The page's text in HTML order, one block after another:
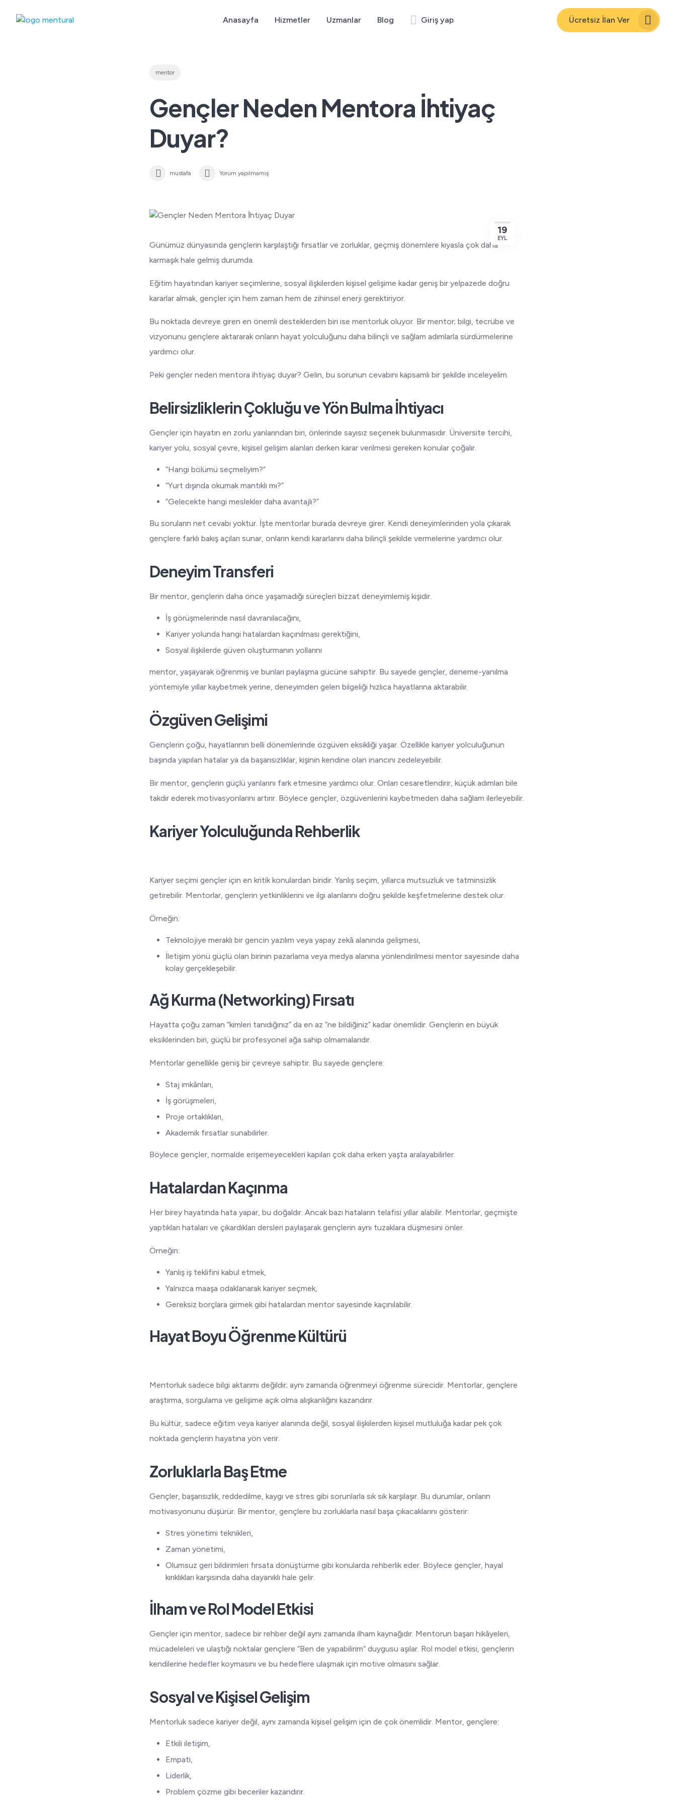
Anasayfa Hizmetler Uzmanlar Blog Giriş yap Ücretsiz İlan Ver
mentor
Gençler Neden Mentora İhtiyaç
Duyar?
mustafa Yorum yapılmamış
19
EYL
Günümüz dünyasında gençlerin karşılaştığı fırsatlar ve zorluklar, geçmiş dönemlere kıyasla çok daha
karmaşık hale gelmiş durumda.
Eğitim hayatından kariyer seçimlerine, sosyal ilişkilerden kişisel gelişime kadar geniş bir yelpazede doğru
kararlar almak, gençler için hem zaman hem de zihinsel enerji gerektiriyor.
Bu noktada devreye giren en önemli desteklerden biri ise mentorluk oluyor. Bir mentor; bilgi, tecrübe ve
vizyonunu gençlere aktararak onların hayat yolculuğunu daha bilinçli ve sağlam adımlarla sürdürmelerine
yardımcı olur.
Peki gençler neden mentora ihtiyaç duyar? Gelin, bu sorunun cevabını kapsamlı bir şekilde inceleyelim.
Belirsizliklerin Çokluğu ve Yön Bulma İhtiyacı
Gençler için hayatın en zorlu yanlarından biri, önlerinde sayısız seçenek bulunmasıdır. Üniversite tercihi,
kariyer yolu, sosyal çevre, kişisel gelişim alanları derken karar verilmesi gereken konular çoğalır.
“Hangi bölümü seçmeliyim?”
“Yurt dışında okumak mantıklı mı?”
“Gelecekte hangi meslekler daha avantajlı?”
Bu soruların net cevabı yoktur. İşte mentorlar burada devreye girer. Kendi deneyimlerinden yola çıkarak
gençlere farklı bakış açıları sunar, onların kendi kararlarını daha bilinçli şekilde vermelerine yardımcı olur.
Deneyim Transferi
Bir mentor, gençlerin daha önce yaşamadığı süreçleri bizzat deneyimlemiş kişidir.
İş görüşmelerinde nasıl davranılacağını,
Kariyer yolunda hangi hatalardan kaçınılması gerektiğini,
Sosyal ilişkilerde güven oluşturmanın yollarını
mentor, yaşayarak öğrenmiş ve bunları paylaşma gücüne sahiptir. Bu sayede gençler, deneme-yanılma
yöntemiyle yıllar kaybetmek yerine, deneyimden gelen bilgeliği hızlıca hayatlarına aktarabilir.
Özgüven Gelişimi
Gençlerin çoğu, hayatlarının belli dönemlerinde özgüven eksikliği yaşar. Özellikle kariyer yolculuğunun
başında yapılan hatalar ya da başarısızlıklar, kişinin kendine olan inancını zedeleyebilir.
Bir mentor, gençlerin güçlü yanlarını fark etmesine yardımcı olur. Onları cesaretlendirir, küçük adımları bile
takdir ederek motivasyonlarını artırır. Böylece gençler, özgüvenlerini kaybetmeden daha sağlam ilerleyebilir.
Kariyer Yolculuğunda Rehberlik
Kariyer seçimi gençler için en kritik konulardan biridir. Yanlış seçim, yıllarca mutsuzluk ve tatminsizlik
getirebilir. Mentorlar, gençlerin yetkinliklerini ve ilgi alanlarını doğru şekilde keşfetmelerine destek olur.
Örneğin:
Teknolojiye meraklı bir gencin yazılım veya yapay zekâ alanında gelişmesi,
İletişim yönü güçlü olan birinin pazarlama veya medya alanına yönlendirilmesi mentor sayesinde daha
kolay gerçekleşebilir.
Ağ Kurma (Networking) Fırsatı
Hayatta çoğu zaman “kimleri tanıdığınız” da en az “ne bildiğiniz” kadar önemlidir. Gençlerin en büyük
eksiklerinden biri, güçlü bir profesyonel ağa sahip olmamalarıdır.
Mentorlar genellikle geniş bir çevreye sahiptir. Bu sayede gençlere:
Staj imkânları,
İş görüşmeleri,
Proje ortaklıkları,
Akademik fırsatlar sunabilirler.
Böylece gençler, normalde erişemeyecekleri kapıları çok daha erken yaşta aralayabilirler.
Hatalardan Kaçınma
Her birey hayatında hata yapar, bu doğaldır. Ancak bazı hataların telafisi yıllar alabilir. Mentorlar, geçmişte
yaptıkları hataları ve çıkardıkları dersleri paylaşarak gençlerin aynı tuzaklara düşmesini önler.
Örneğin:
Yanlış iş teklifini kabul etmek,
Yalnızca maaşa odaklanarak kariyer seçmek,
Gereksiz borçlara girmek gibi hatalardan mentor sayesinde kaçınılabilir.
Hayat Boyu Öğrenme Kültürü
Mentorluk sadece bilgi aktarımı değildir; aynı zamanda öğrenmeyi öğrenme sürecidir. Mentorlar, gençlere
araştırma, sorgulama ve gelişime açık olma alışkanlığını kazandırır.
Bu kültür, sadece eğitim veya kariyer alanında değil, sosyal ilişkilerden kişisel mutluluğa kadar pek çok
noktada gençlerin hayatına yön verir.
Zorluklarla Baş Etme
Gençler, başarısızlık, reddedilme, kaygı ve stres gibi sorunlarla sık sık karşılaşır. Bu durumlar, onların
motivasyonunu düşürür. Bir mentor, gençlere bu zorluklarla nasıl başa çıkacaklarını gösterir:
Stres yönetimi teknikleri,
Zaman yönetimi,
Olumsuz geri bildirimleri fırsata dönüştürme gibi konularda rehberlik eder. Böylece gençler, hayal
kırıklıkları karşısında daha dayanıklı hale gelir.
İlham ve Rol Model Etkisi
Gençler için mentor, sadece bir rehber değil aynı zamanda ilham kaynağıdır. Mentorun başarı hikâyeleri,
mücadeleleri ve ulaştığı noktalar gençlere “Ben de yapabilirim” duygusu aşılar. Rol model etkisi, gençlerin
kendilerine hedefler koymasını ve bu hedeflere ulaşmak için motive olmasını sağlar.
Sosyal ve Kişisel Gelişim
Mentorluk sadece kariyer değil, aynı zamanda kişisel gelişim için de çok önemlidir. Mentor, gençlere:
Etkili iletişim,
Empati,
Liderlik,
Problem çözme gibi beceriler kazandırır.